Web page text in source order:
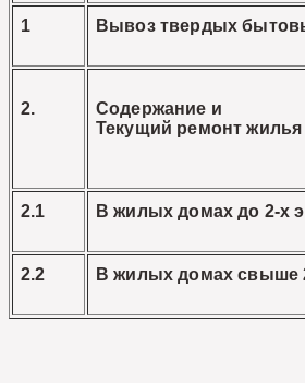
1 Вывоз твердых
2.
Содержание и
Текущий ремонт жилья
2.1 В жилых домах до 2-х
2.2 В жилых домах свыше